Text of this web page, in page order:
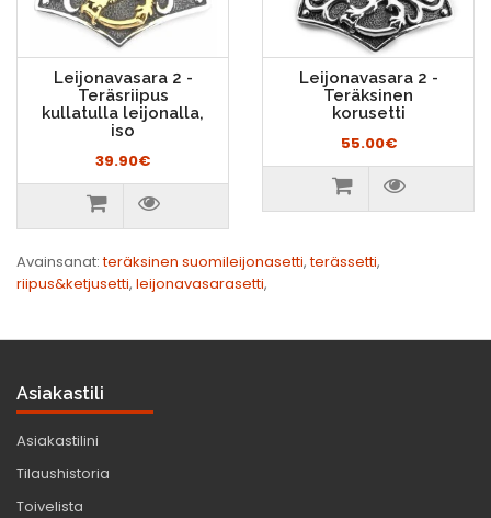
Leijonavasara 2 -
Teräsriipus
kullatulla leijonalla,
iso
39.90€
Leijonavasara 2 -
Teräksinen
korusetti
55.00€
Avainsanat:teräksinen suomileijonasetti,terässetti,
riipus&ketjusetti, leijonavasarasetti,
Asiakastili
Asiakastilini
Tilaushistoria
Toivelista